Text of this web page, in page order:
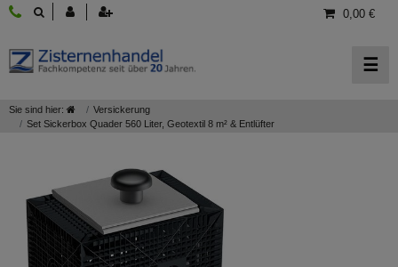
0,00 €
☰
Sie sind hier:
Versickerung
Set Sickerbox Quader 560 Liter, Geotextil 8 m² & Entlüfter